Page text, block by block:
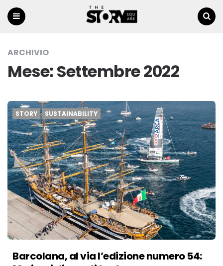
ARCHIVIO
Mese:Settembre 2022
STORY SUSTAINABILITY
Barcolana, al via l’edizione numero 54: